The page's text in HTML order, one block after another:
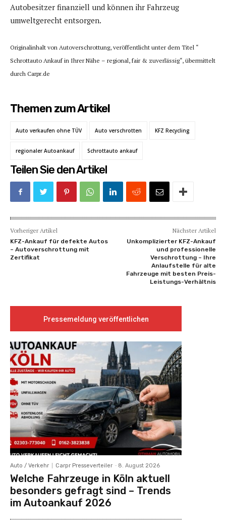
Autobesitzer finanziell und können ihr Fahrzeug
umweltgerecht entsorgen.
Originalinhalt von Autoverschrottung, veröffentlicht unter dem Titel “
Schrottauto Ankauf in Ihrer Nähe – regional, fair & zuverlässig“, übermittelt
durch Carpr.de
Themen zum Artikel
Auto verkaufen ohne TÜV Auto verschrotten KFZ Recycling
regionaler Autoankauf Schrottauto ankauf
Teilen Sie den Artikel
Vorheriger Artikel
KFZ-Ankauf für defekte Autos
– Autoverschrottung mit
Zertifikat
Nächster Artikel
Unkomplizierter KFZ-Ankauf
und professionelle
Verschrottung – Ihre
Anlaufstelle für alte
Fahrzeuge mit besten Preis-
Leistungs-Verhältnis
Pressemeldung veröffentlichen
Auto / Verkehr Carpr Presseverteiler - 8. August 2026
Welche Fahrzeuge in Köln aktuell
besonders gefragt sind – Trends
im Autoankauf 2026